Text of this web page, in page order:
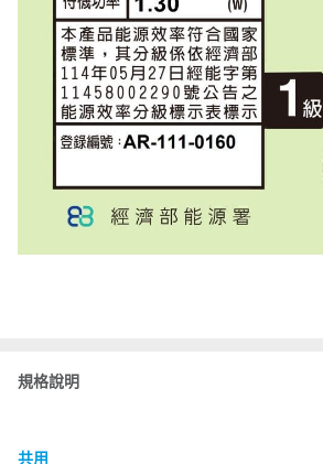
規格說明
共用